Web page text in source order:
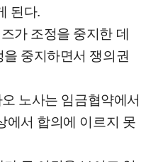
된다.
가 조정을 중지한 데
중지하면서 쟁의권
노사는 임금협약에서
에서 합의에 이르지 못